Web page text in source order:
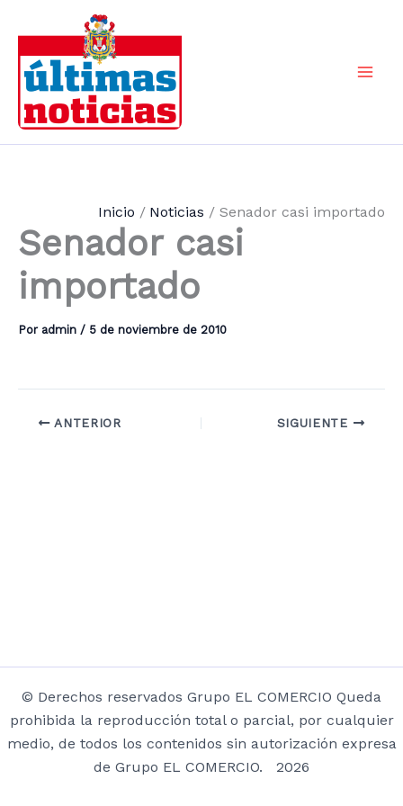
contenido
Inicio Noticias Senador casi importado
Senador casi
importado
Por admin / 5 de noviembre de 2010
ANTERIOR SIGUIENTE
© Derechos reservados Grupo EL COMERCIO Queda
prohibida la reproducción total o parcial, por cualquier
medio, de todos los contenidos sin autorización expresa
de Grupo EL COMERCIO. 2026